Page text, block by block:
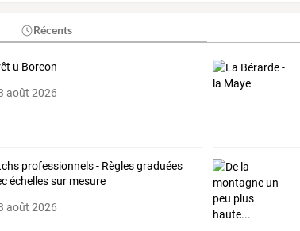
Récents
u Boreon
août 2026
professionnels - Règles graduées
échelles sur mesure
août 2026